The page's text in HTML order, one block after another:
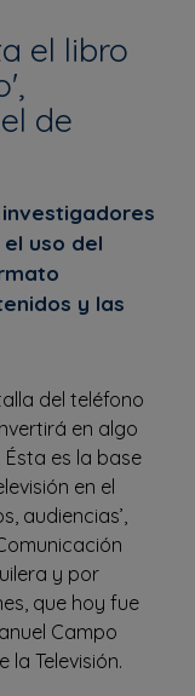
el libro
de
uso del
y las
del teléfono
en algo
es la base
en el
audiencias’,
y por
que hoy fue
Campo
la Televisión.